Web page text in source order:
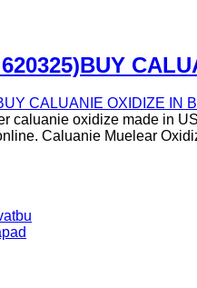
caluanie oxidize made in
Caluanie Muelear